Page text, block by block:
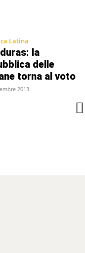
Latina
la
delle
torna al voto
2013